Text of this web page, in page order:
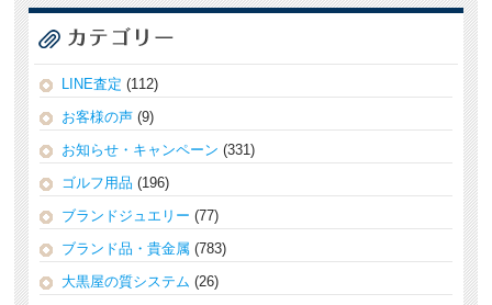
LINE査定 (112)
お客様の声 (9)
お知らせ・キャンペーン (331)
ゴルフ用品 (196)
ブランドジュエリー (77)
ブランド品・貴金属 (783)
大黒屋の質システム (26)